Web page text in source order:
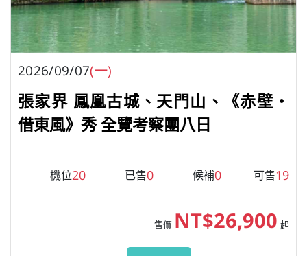
2026/09/07(一)
張家界 鳳凰古城、天門山、《赤壁・
借東風》秀 全覽考察團八日
機位20 已售0 候補0 可售19
售價 NT$26,900 起